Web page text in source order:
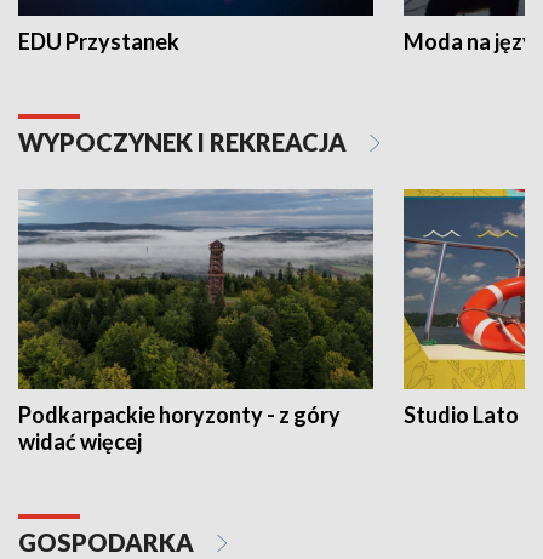
EDU Przystanek Moda na
WYPOCZYNEK I REKREACJA
Podkarpackie horyzonty - z góry
widać więcej
Studio Lato
GOSPODARKA